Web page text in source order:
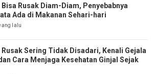
Bisa Rusak Diam-Diam, Penyebabnya
Ada di Makanan Sehari-hari
lalu
Rusak Sering Tidak Disadari, Kenali Gejala
Cara Menjaga Kesehatan Ginjal Sejak